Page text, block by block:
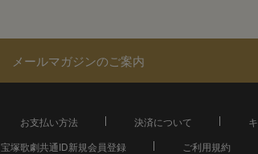
メールマガジンのご案内
お支払い方法 決済について
宝塚歌劇共通ID新規会員登録 ご利用規約